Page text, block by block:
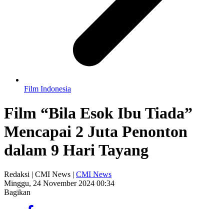
Film Indonesia
Film “Bila Esok Ibu Tiada”
Mencapai 2 Juta Penonton
dalam 9 Hari Tayang
Redaksi | CMI News | CMI News
Minggu, 24 November 2024 00:34
Bagikan